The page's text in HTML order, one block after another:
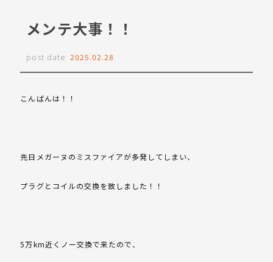
メンテ大事！！
post date: 2025.02.28
こんばんは！！
先日メガーヌのミスファイアが多発してしまい、
プラグとコイルの交換を致しました！！
5万km近くノー交換で来たので、